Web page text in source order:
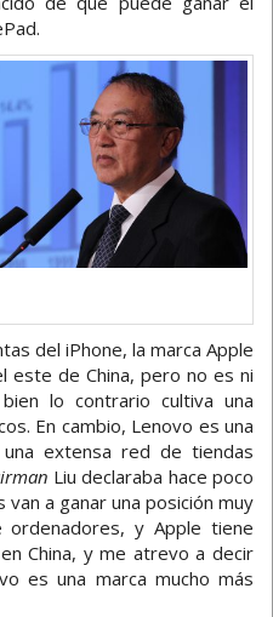
del iPhone, la marca Apple
este de China, pero no es ni
lo contrario cultiva una
En cambio, Lenovo es una
extensa red de tiendas
Liu declaraba hace poco
a ganar una posición muy
y Apple tiene
China, y me atrevo a decir
es una marca mucho más